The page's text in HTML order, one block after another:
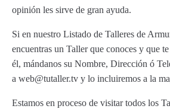
opinión les sirve de gran ayuda.
Si en nuestro Listado de Talleres de
encuentras un Taller que conoces y que
él, mándanos su Nombre, Dirección ó
a web@tutaller.tv y lo incluiremos a la
Estamos en proceso de visitar todos los